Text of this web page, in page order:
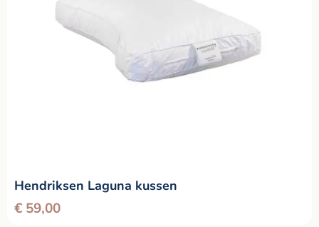
Hendriksen Laguna kussen
€ 59,00